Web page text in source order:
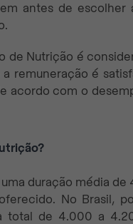
antes de
de Nutrição é
remuneração é
acordo com o
duração média
No Brasil,
total de 4.000 a